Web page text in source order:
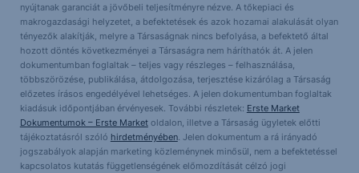
nyújtanak garanciát a jövőbeli teljesítményre nézve. A tőkepiaci és
makrogazdasági helyzetet, a befektetések és azok hozamai alakulását olyan
tényezők alakítják, melyre a Társaságnak nincs befolyása, a befektető által
hozott döntés következményei a Társaságra nem háríthatók át. A jelen
dokumentumban foglaltak – teljes vagy részleges – felhasználása,
többszörözése, publikálása, átdolgozása, terjesztése kizárólag a Társaság
előzetes írásos engedélyével lehetséges. A jelen dokumentumban foglaltak
kiadásuk időpontjában érvényesek. További részletek: Erste Market
Dokumentumok – Erste Marketoldalon, illetve a Társaság ügyletek előtti
tájékoztatásról szóló hirdetményében. Jelen dokumentum a rá irányadó
jogszabályok alapján marketing közleménynek minősül, nem a befektetéssel
kapcsolatos kutatás függetlenségének előmozdítását célzó jogi